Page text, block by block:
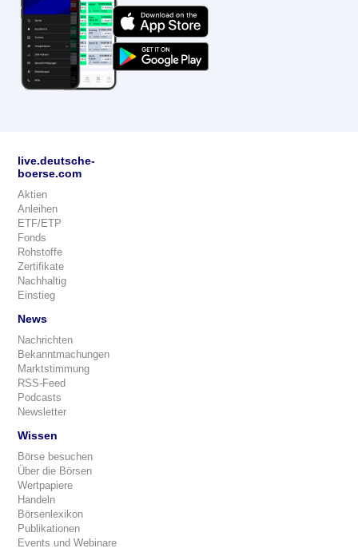
live.deutsche-
boerse.com
Aktien
Anleihen
ETF/ETP
Fonds
Rohstoffe
Zertifikate
Nachhaltig
Einstieg
News
Nachrichten
Bekanntmachungen
Marktstimmung
RSS-Feed
Podcasts
Newsletter
Wissen
Börse besuchen
Über die Börsen
Wertpapiere
Handeln
Börsenlexikon
Publikationen
Events und Webinare